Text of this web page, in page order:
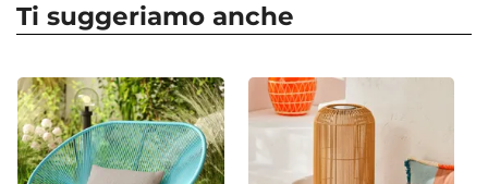
Serie
Colore
Grigio
Caratteristiche Divano
Tipologia
Ti suggeriamo anche